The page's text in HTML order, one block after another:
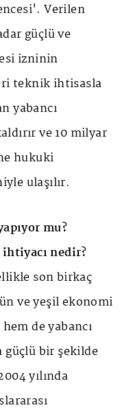
Verilen
güçlü ve
izninin
teknik ihtisasla
yabancı
ve 10 milyar
hukuki
ulaşılır.
mu?
ihtiyacı nedir?
son birkaç
ve yeşil ekonomi
de yabancı
güçlü bir şekilde
yılında